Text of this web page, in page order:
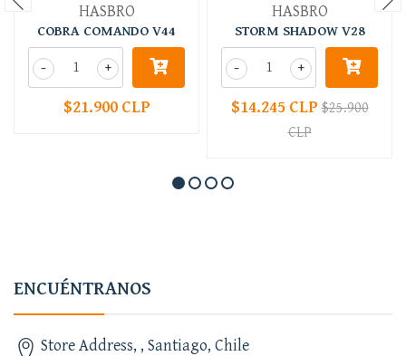
HASBRO
COBRA COMANDO V44
+
-
$21.900 CLP
HASBRO
STORM SHADOW V28
+
-
$14.245 CLP$25.900
CLP
ENCUÉNTRANOS
Store Address, , Santiago, Chile